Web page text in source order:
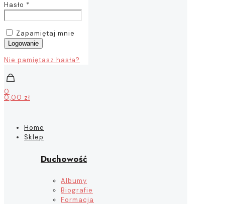
Hasło *
Zapamiętaj mnie
Logowanie
Nie pamiętasz hasła?
0
0,00 zł
Home
Sklep
Duchowość
Albumy
Biografie
Formacja